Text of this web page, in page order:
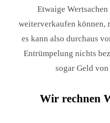
Etwaige
weiterverkaufen können,
es kann also durchaus
Entrümpelung nichts
sogar Geld
Wir rechnen